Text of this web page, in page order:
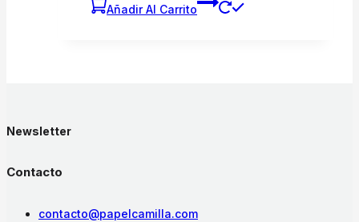
Añadir Al Carrito
Newsletter
Contacto
contacto@papelcamilla.com